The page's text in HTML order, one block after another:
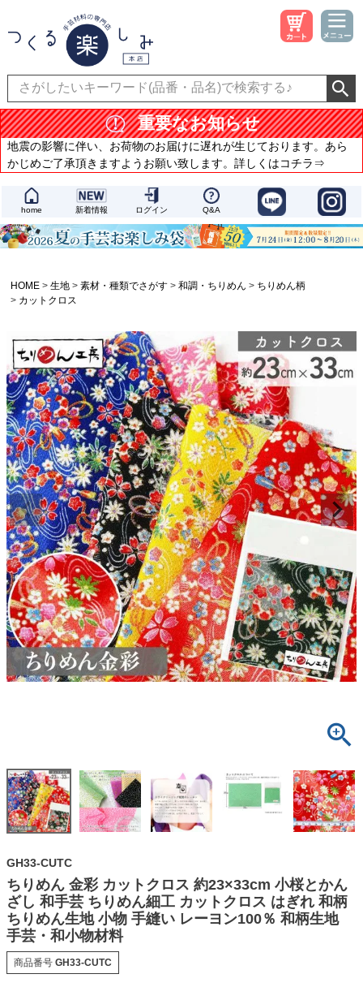
重要なお知らせ
地震の影響に伴い、お荷物のお届けに遅れが生じております。あら
かじめご了承頂きますようお願い致します。詳しくはコチラ⇒
home 新着情報 ログイン Q&A
HOME 生地 素材・種類でさがす 和調・ちりめん
ちりめん柄
カットクロス
GH33-CUTC
ちりめん 金彩 カットクロス 約23×33cm 小桜とかん
ざし 和手芸 ちりめん細工 カットクロス はぎれ 和柄
ちりめん生地 小物 手縫い レーヨン100％ 和柄生地
手芸・和小物材料
商品番号 GH33-CUTC